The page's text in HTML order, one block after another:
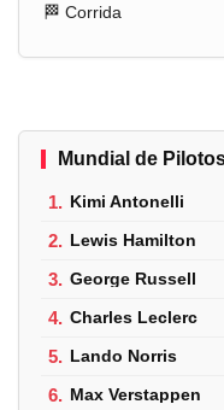
🏁 Corrida
Mundial de
1. Kimi Antonelli
2. Lewis Hamilton
3. George Russell
4. Charles Leclerc
5. Lando Norris
6. Max Verstappen